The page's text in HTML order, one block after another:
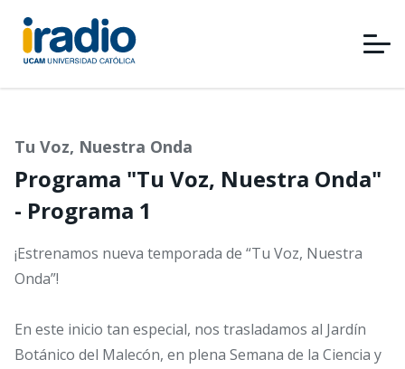
Pasar
contenido
principal
Tu Voz, Nuestra Onda
Programa "Tu Voz, Nuestra Onda"
- Programa 1
¡Estrenamos nueva temporada de “Tu Voz, Nuestra
Onda”!
En este inicio tan especial, nos trasladamos al Jardín
Botánico del Malecón, en plena Semana de la Ciencia y